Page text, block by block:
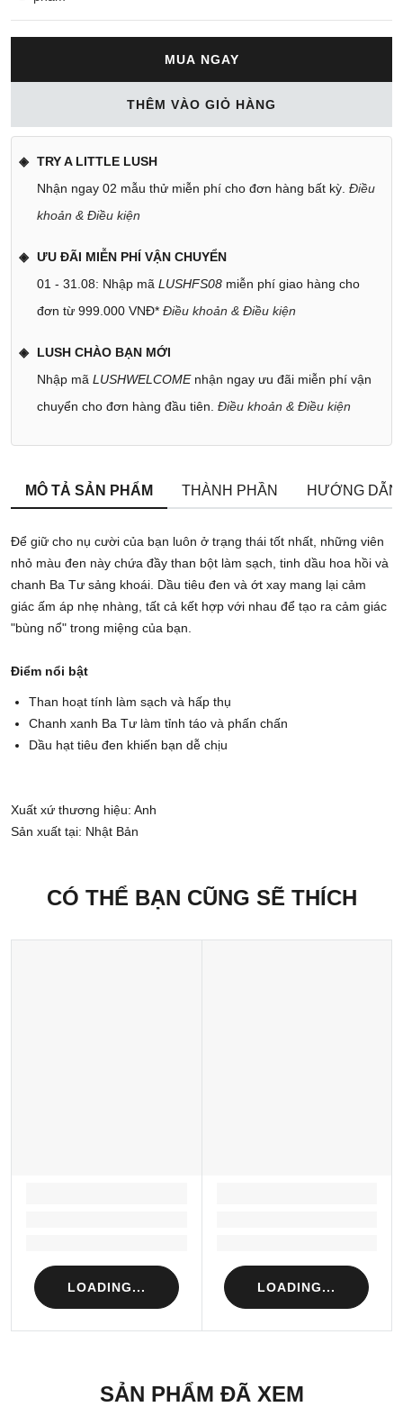
MUA NGAY
THÊM VÀO GIỎ HÀNG
TRY A LITTLE LUSH
Nhận ngay 02 mẫu thử miễn phí cho đơn hàng bất kỳ. Điều
khoản & Điều kiện
ƯU ĐÃI MIỄN PHÍ VẬN CHUYỂN
01 - 31.08: Nhập mã LUSHFS08 miễn phí giao hàng cho
đơn từ 999.000 VNĐ* Điều khoản & Điều kiện
LUSH CHÀO BẠN MỚI
Nhập mã LUSHWELCOMEnhận ngay ưu đãi miễn phí vận
chuyển cho đơn hàng đầu tiên. Điều khoản & Điều kiện
MÔ TẢ SẢN PHẨM THÀNH PHẦN HƯỚNG
Để giữ cho nụ cười của bạn luôn ở trạng thái tốt nhất, những viên
nhỏ màu đen này chứa đầy than bột làm sạch, tinh dầu hoa hồi và
chanh Ba Tư sảng khoái. Dầu tiêu đen và ớt xay mang lại cảm
giác ấm áp nhẹ nhàng, tất cả kết hợp với nhau để tạo ra cảm giác
"bùng nổ" trong miệng của bạn.
Điểm nổi bật
Than hoạt tính làm sạch và hấp thụ
Chanh xanh Ba Tư làm tỉnh táo và phấn chấn
Dầu hạt tiêu đen khiến bạn dễ chịu
Xuất xứ thương hiệu: Anh
Sản xuất tại: Nhật Bản
CÓ THỂ BẠN CŨNG SẼ THÍCH
LOADING... LOADING...
SẢN PHẨM ĐÃ XEM